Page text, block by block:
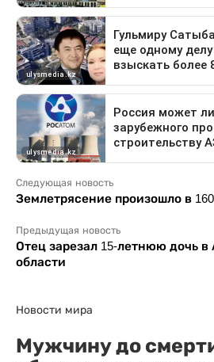
Следующая новость
Землетрясение произошло в
Предыдущая новость
Отец зарезал 15-летнюю дочь
области
Новости мира
Мужчину до